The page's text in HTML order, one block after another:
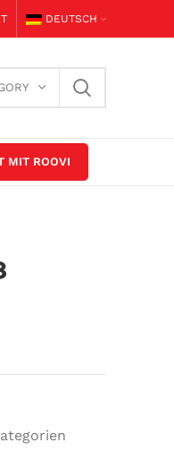
DEUTSCH
MIT ROOVI